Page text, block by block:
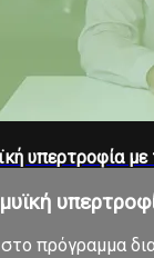
υπερτροφία με
πρόγραμμα